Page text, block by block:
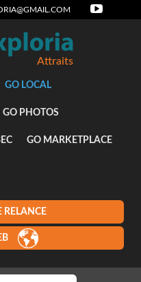
Attraits
GO LOCAL
GO PHOTOS
GO MARKETPLACE
RELANCE